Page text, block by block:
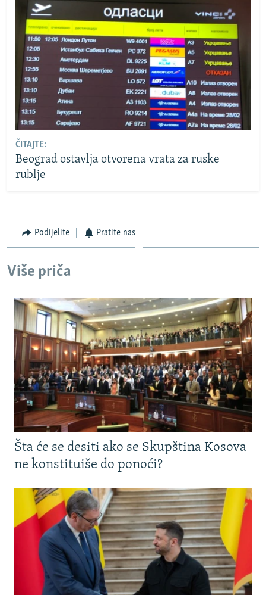
ČITAJTE:
Beograd ostavlja otvorena vrata za ruske
rublje
Podijelite Pratite nas
Više priča
Šta će se desiti ako se Skupština Kosova
ne konstituiše do ponoći?